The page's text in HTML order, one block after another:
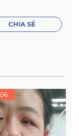
CHIA SẺ